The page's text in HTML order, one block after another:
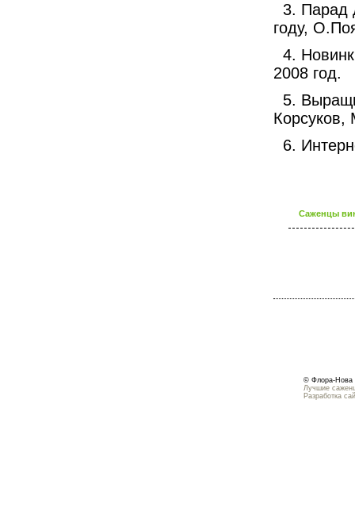
3. Парад
году,
4.
2008 год.
5.
Корсуков,
6.
Саженцы
© Флора-Нова
Лучшие
Разработка